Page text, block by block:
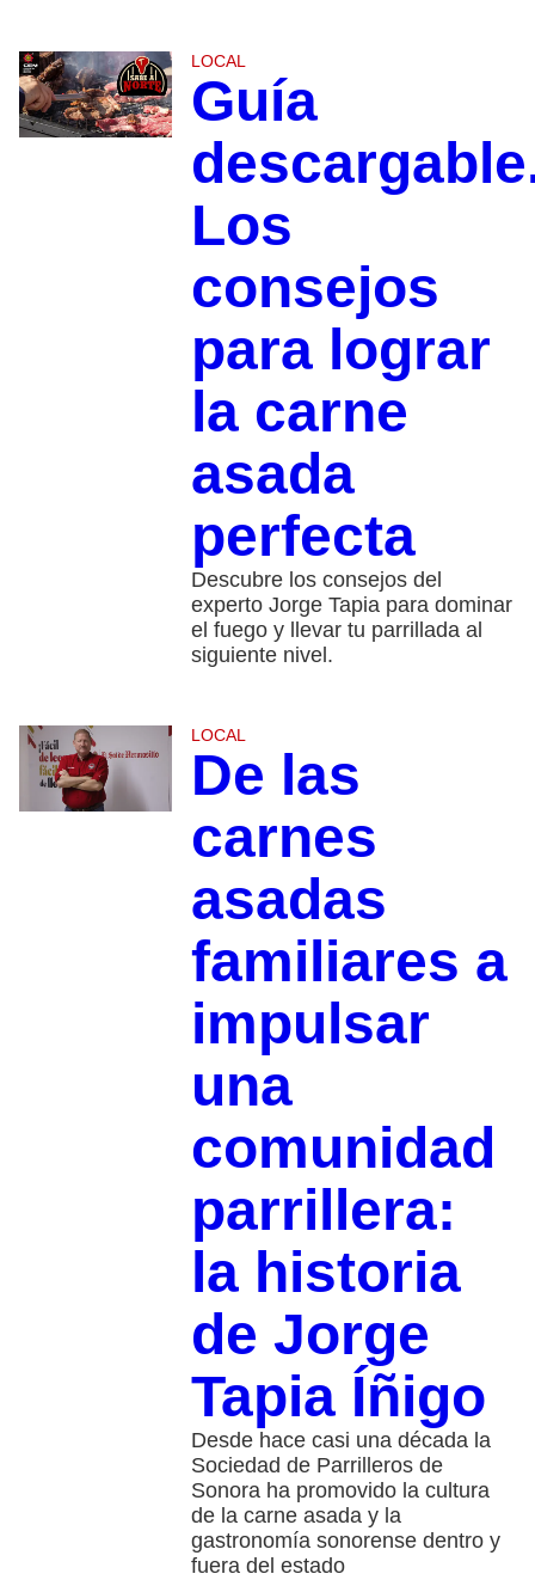
LOCAL
Guía
Los
consejos
para lograr
la carne
asada
perfecta
Descubre los consejos del
experto Jorge Tapia para dominar
el fuego y llevar tu parrillada al
siguiente nivel.
LOCAL
De las
carnes
asadas
familiares a
impulsar
una
comunidad
parrillera:
la historia
de Jorge
Tapia Íñigo
Desde hace casi una década la
Sociedad de Parrilleros de
Sonora ha promovido la cultura
de la carne asada y la
gastronomía sonorense dentro y
fuera del estado